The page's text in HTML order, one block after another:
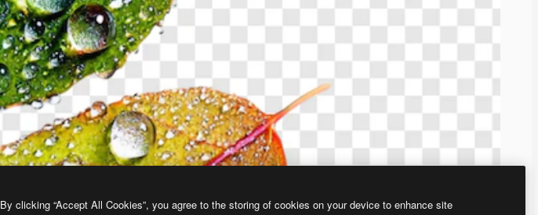
By clicking “Accept All Cookies”, you agree to the storing of cookies on your device to enhance site